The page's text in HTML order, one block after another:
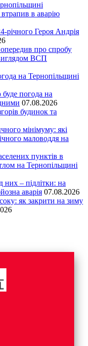
в аварію
річного Героя Андрія
про спробу
ВСП
на Тернопільщині
погода на
07.08.2026
будинок та
мінімуму: які
маловоддя на
пунктів в
на Тернопільщині
них – підлітки: на
аварія 07.08.2026
як закрити на зиму